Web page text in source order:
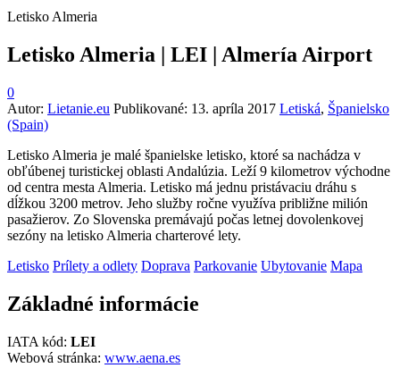
Letisko Almeria
Letisko Almeria | LEI | Almería Airport
0
Autor: Lietanie.eu Publikované: 13. apríla 2017 Letiská, Španielsko
(Spain)
Letisko Almeria je malé španielske letisko, ktoré sa nachádza v
obľúbenej turistickej oblasti Andalúzia. Leží 9 kilometrov východne
od centra mesta Almeria. Letisko má jednu pristávaciu dráhu s
dĺžkou 3200 metrov. Jeho služby ročne využíva približne milión
pasažierov. Zo Slovenska premávajú počas letnej dovolenkovej
sezóny na letisko Almeria charterové lety.
Letisko Prílety a odlety Doprava Parkovanie Ubytovanie Mapa
Základné informácie
IATA kód: LEI
Webová stránka: www.aena.es